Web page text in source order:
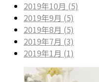
2019年10月 (5)
2019年9月 (5)
2019年8月 (5)
2019年7月 (3)
2019年1月 (1)